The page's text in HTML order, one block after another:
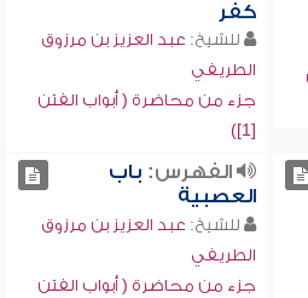
كفر
للشيخ: عبد العزيز بن مرزوق
الطريفي
جزء من محاضرة ( أبواب الفتن
[1])
الفهرس: باب
العصبية
للشيخ: عبد العزيز بن مرزوق
الطريفي
جزء من محاضرة ( أبواب الفتن